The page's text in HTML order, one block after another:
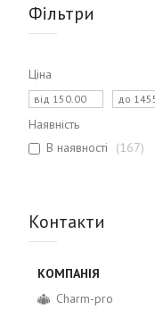
Фільтри
Ціна
Наявність
В наявності
167
Контакти
Charm-pro